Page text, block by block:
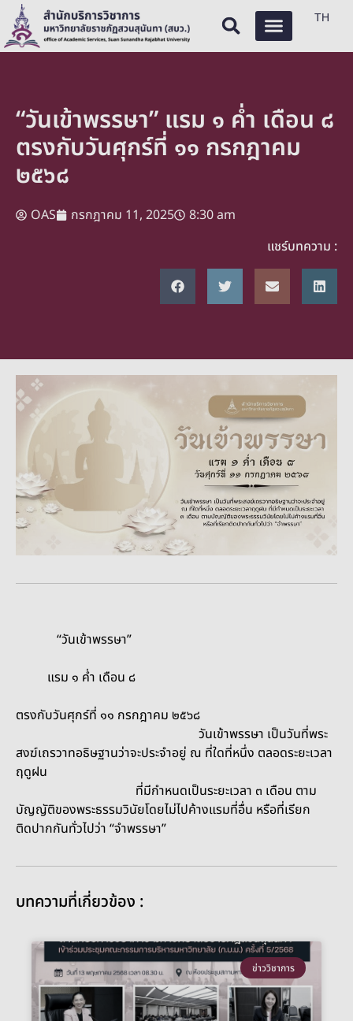
TH
“วันเข้าพรรษา” แรม ๑ ค่ำ เดือน ๘
ตรงกับวันศุกร์ที่ ๑๑ กรกฎาคม
๒๕๖๘
OAS กรกฎาคม 11, 2025
8:30 am
แชร์บทความ :
“วันเข้าพรรษา”
แรม ๑ ค่ำ เดือน ๘
ตรงกับวันศุกร์ที่ ๑๑ กรกฎาคม ๒๕๖๘
วันเข้าพรรษา เป็นวันที่พระ
สงฆ์เถรวาทอธิษฐานว่าจะประจำอยู่ ณ ที่ใดที่หนึ่ง ตลอดระยะเวลา
ฤดูฝน
ที่มีกำหนดเป็นระยะเวลา ๓ เดือน ตาม
บัญญัติของพระธรรมวินัยโดยไม่ไปค้างแรมที่อื่น หรือที่เรียก
ติดปากกันทั่วไปว่า “จำพรรษา”
บทความที่เกี่ยวข้อง :
ข่าววิชาการ